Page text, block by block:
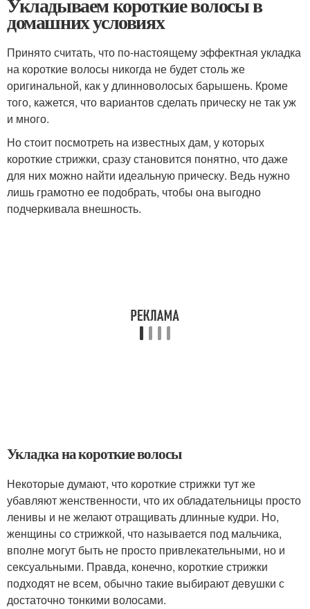
домашних условиях
Принято считать, что по-настоящему эффектная укладка
на короткие волосы никогда не будет столь же
оригинальной, как у длинноволосых барышень. Кроме
того, кажется, что вариантов сделать прическу не так уж
и много.
Но стоит посмотреть на известных дам, у которых
короткие стрижки, сразу становится понятно, что даже
для них можно найти идеальную прическу. Ведь нужно
лишь грамотно ее подобрать, чтобы она выгодно
подчеркивала внешность.
Укладка на короткие волосы
Некоторые думают, что короткие стрижки тут же
убавляют женственности, что их обладательницы просто
ленивы и не желают отращивать длинные кудри. Но,
женщины со стрижкой, что называется под мальчика,
вполне могут быть не просто привлекательными, но и
сексуальными. Правда, конечно, короткие стрижки
подходят не всем, обычно такие выбирают девушки с
достаточно тонкими волосами.